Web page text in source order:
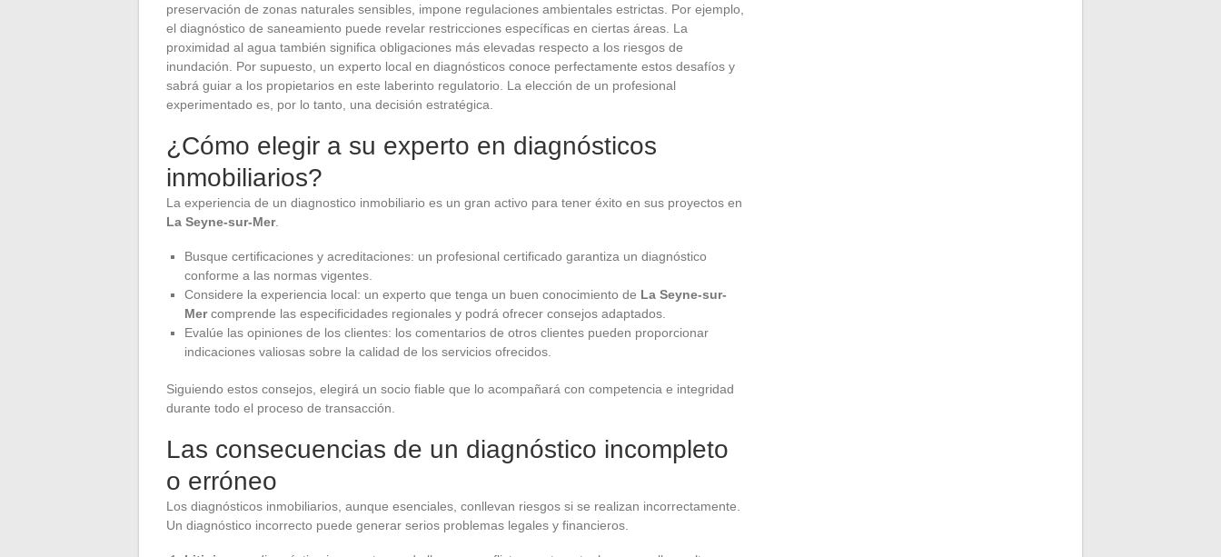
preservación de zonas naturales sensibles, impone regulaciones ambientales estrictas. Por ejemplo,
el diagnóstico de saneamiento puede revelar restricciones específicas en ciertas áreas. La
proximidad al agua también significa obligaciones más elevadas respecto a los riesgos de
inundación. Por supuesto, un experto local en diagnósticos conoce perfectamente estos desafíos y
sabrá guiar a los propietarios en este laberinto regulatorio. La elección de un profesional
experimentado es, por lo tanto, una decisión estratégica.
¿Cómo elegir a su experto en diagnósticos
inmobiliarios?
La experiencia de un diagnostico inmobiliario es un gran activo para tener éxito en sus proyectos en
La Seyne-sur-Mer.
Busque certificaciones y acreditaciones: un profesional certificado garantiza un diagnóstico
conforme a las normas vigentes.
Considere la experiencia local: un experto que tenga un buen conocimiento de La Seyne-sur-
Mercomprende las especificidades regionales y podrá ofrecer consejos adaptados.
Evalúe las opiniones de los clientes: los comentarios de otros clientes pueden proporcionar
indicaciones valiosas sobre la calidad de los servicios ofrecidos.
Siguiendo estos consejos, elegirá un socio fiable que lo acompañará con competencia e integridad
durante todo el proceso de transacción.
Las consecuencias de un diagnóstico incompleto
o erróneo
Los diagnósticos inmobiliarios, aunque esenciales, conllevan riesgos si se realizan incorrectamente.
Un diagnóstico incorrecto puede generar serios problemas legales y financieros.